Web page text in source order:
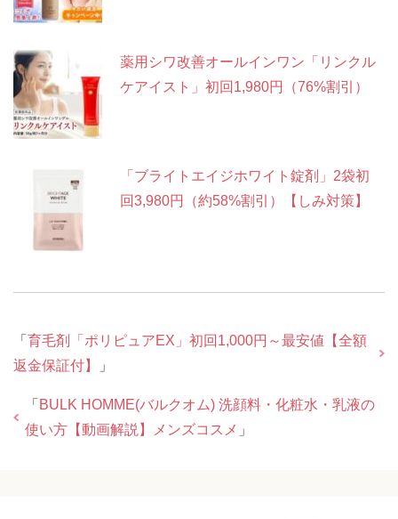
薬用シワ改善オールインワン「リンクル
ケアイスト」初回1,980円（76%割引）
「ブライトエイジホワイト錠剤」2袋初
回3,980円（約58%割引）【しみ対策】
「 育毛剤「ポリピュアEX」初回1,000円～最安値【全額
返金保証付】
」
「 BULK HOMME(バルクオム) 洗顔料・化粧水・乳液の
使い方【動画解説】メンズコスメ 」